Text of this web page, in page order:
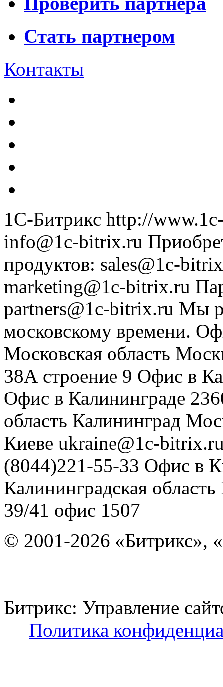
Стать партнером
Контакты
1С-Битрикс http://
info@1c-bitrix.ru
продуктов: sales@1c-
marketing@1c-bitrix.ru
partners@1c-bitrix.ru Мы
московскому времени.
Московская область
38А строение 9 Офис в
Офис в Калининграде
область Калининград
Киеве ukraine@1c-
(8044)221-55-33 Офис в
Калининградская область
39/41 офис 1507
© 2001-2026 «Битрикс»,
Битрикс: Управление
Политика